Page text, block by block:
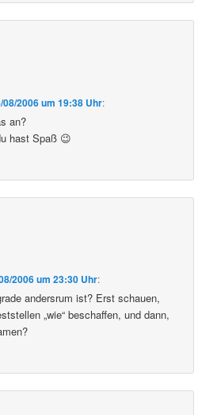
08/2006 um 19:38 Uhr:
an?
hast Spaß 😉
2006 um 23:30 Uhr:
andersrum ist? Erst schauen,
„wie“ beschaffen, und dann,